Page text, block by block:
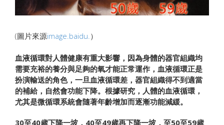
(圖片來源image.baidu. ）
血液循環對人體健康有重大影響，因為身體的器官組織均
需要充裕的養分與足夠的氧才能正常運作，血液循環正是
扮演輸送的角色， 一旦血液循環差，器官組織得不到適當
的補給，自然會功能下降。 根據研究，人體的血液循環，
尤其是微循環系統會隨著年齡增加而逐漸功能減緩。
30至40歲下降一坡， 40至49歲再下降一坡，至50至59歲